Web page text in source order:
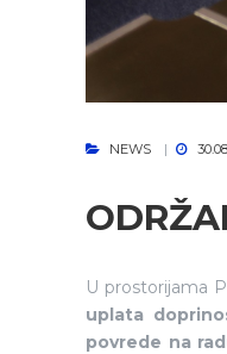
NEWS
U prostorijama
uplata
povrede na